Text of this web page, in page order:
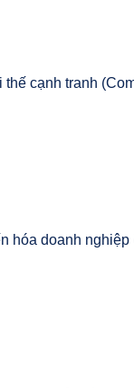
thế cạnh tranh
hóa doanh